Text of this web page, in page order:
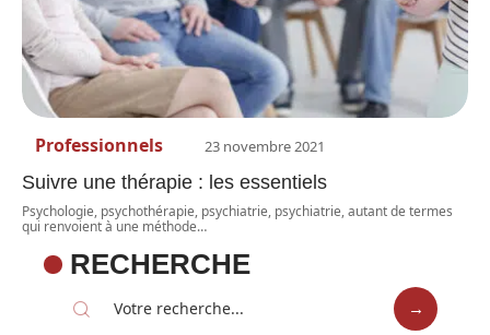
Professionnels 23 novembre 2021
Suivre une thérapie : les essentiels
Psychologie, psychothérapie, psychiatrie, psychiatrie, autant de termes
qui renvoient à une méthode…
RECHERCHE